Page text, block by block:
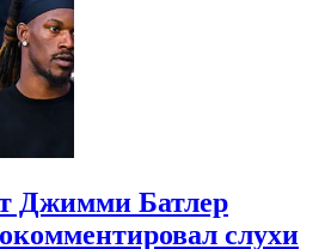
Джимми Батлер
слухи